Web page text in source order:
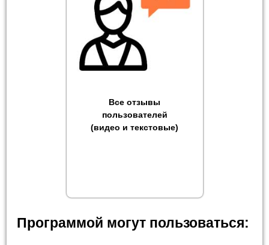
Все отзывы
пользователей
(видео и текстовые)
Программой могут пользоваться: